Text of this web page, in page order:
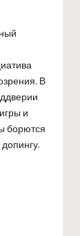
В
и
борются